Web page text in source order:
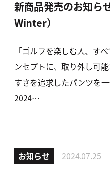
新商品発売のお知ら
Winter）
「ゴルフを楽しむ人、す
ンセプトに、取り外し可
すさを追求したパンツを
2024…
お知らせ 2024.07.25